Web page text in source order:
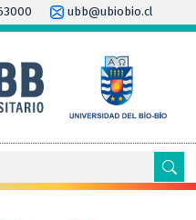
ubb@ubiobio.cl